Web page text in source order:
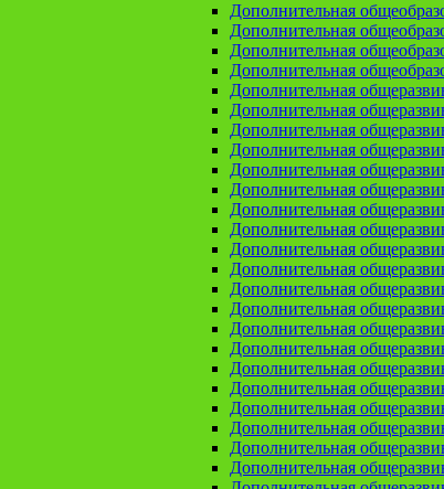
Дополнительная
Дополнительная
Дополнительная
Дополнительная
Дополнительная
Дополнительная
Дополнительная
Дополнительная
Дополнительная
Дополнительная
Дополнительная
Дополнительная
Дополнительная
Дополнительная
Дополнительная
Дополнительная
Дополнительная
Дополнительная
Дополнительная
Дополнительная
Дополнительная
Дополнительная
Дополнительная
Дополнительная